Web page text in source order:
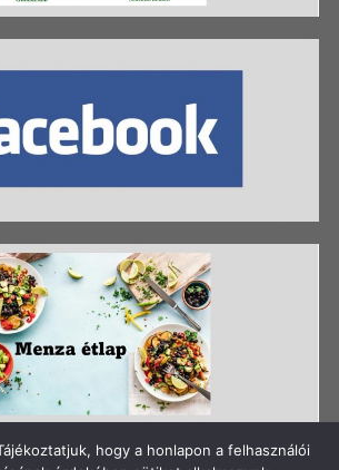
hogy a honlapon a felhasználói